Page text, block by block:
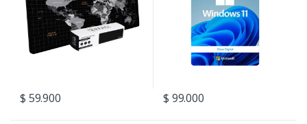
$ 59.900 $ 99.000
Este producto tiene múltiples